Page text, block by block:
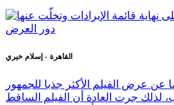
القاهرة - إسلام خيري
عرض الفيلم الأكثر جذبا للجمهور
جرت العادة أن الفيلم الساقط